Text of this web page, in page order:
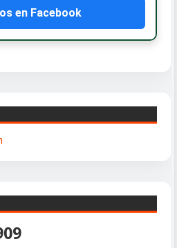
en Facebook